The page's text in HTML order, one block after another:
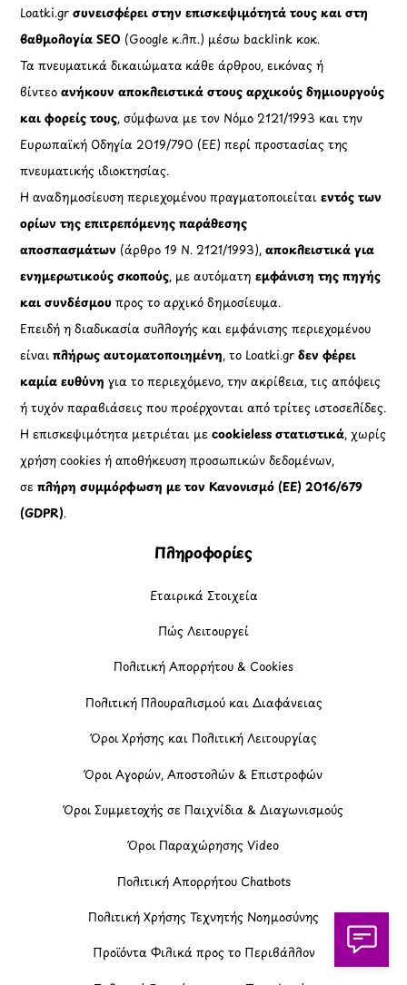
Loatki.gr συνεισφέρει στην επισκεψιμότητά τους και στη
βαθμολογία SEO (Google κ.λπ.) μέσω backlink κοκ.
Τα πνευματικά δικαιώματα κάθε άρθρου, εικόνας ή
βίντεοανήκουν αποκλειστικά στους αρχικούς δημιουργούς
και φορείς τους, σύμφωνα με τον Νόμο 2121/1993 και την
Ευρωπαϊκή Οδηγία 2019/790 (ΕΕ) περί προστασίας της
πνευματικής ιδιοκτησίας.
Η αναδημοσίευση περιεχομένου πραγματοποιείταιεντός των
ορίων της επιτρεπόμενης παράθεσης
αποσπασμάτων (άρθρο 19 Ν. 2121/1993), αποκλειστικά για
ενημερωτικούς σκοπούς, με αυτόματηεμφάνιση της πηγής
και συνδέσμου προς το αρχικό δημοσίευμα.
Επειδή η διαδικασία συλλογής και εμφάνισης περιεχομένου
είναιπλήρως αυτοματοποιημένη, το Loatki.grδεν φέρει
καμία ευθύνη για το περιεχόμενο, την ακρίβεια, τις απόψεις
ή τυχόν παραβιάσεις που προέρχονται από τρίτες ιστοσελίδες.
Η επισκεψιμότητα μετριέται μεcookieless στατιστικά, χωρίς
χρήση cookies ή αποθήκευση προσωπικών δεδομένων,
σεπλήρη συμμόρφωση με τον Κανονισμό (ΕΕ) 2016/679
(GDPR).
Πληροφορίες
Εταιρικά Στοιχεία
Πώς Λειτουργεί
Πολιτική Απορρήτου & Cookies
Πολιτική Πλουραλισμού και Διαφάνειας
Όροι Χρήσης και Πολιτική Λειτουργίας
Όροι Αγορών, Αποστολών & Επιστροφών
Όροι Συμμετοχής σε Παιχνίδια & Διαγωνισμούς
Όροι Παραχώρησης Video
Πολιτική Απορρήτου Chatbots
Πολιτική Χρήσης Τεχνητής Νοημοσύνης
Προϊόντα Φιλικά προς το Περιβάλλον